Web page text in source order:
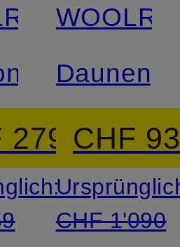
279 CHF
CHF 1'090